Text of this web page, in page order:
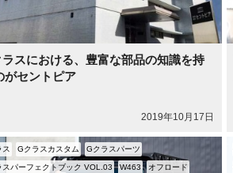
スにおける、豊富な部品の知識を持
がセントピア
2019年10月17日
ス Gクラスカスタム Gクラスパーツ
スパーフェクトブック VOL.03 W463 オフロード